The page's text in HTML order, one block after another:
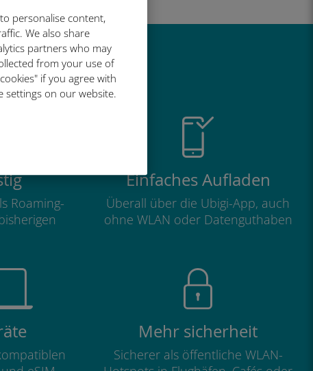
personalise content,
We also share
partners who may
from your use of
if you agree with
settings on our website.
großartig
Roaming-
Einfaches Aufladen
Überall über die Ubigi-App, auch
ohne WLAN oder Datenguthaben
Mehr sicherheit
Sicherer als öffentliche WLAN-